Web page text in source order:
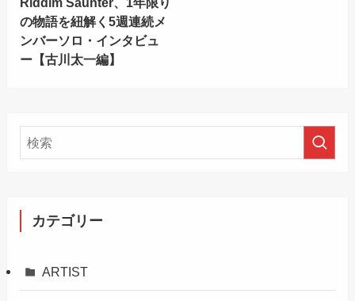
の物語を紐解く5週連続メ
ンバーソロ・インタビュ
ー【古川太一編】
カテゴリー
ARTIST